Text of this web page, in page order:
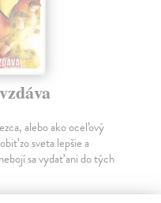
alebo ako oceľový
zo sveta lepšie a
sa vydať ani do tých